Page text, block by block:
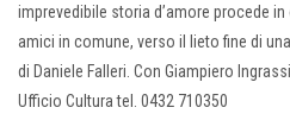
imprevedibile storia d’amore procede
amici in comune, verso il lieto fine di
di Daniele Falleri. Con Giampiero
Ufficio Cultura tel. 0432 710350